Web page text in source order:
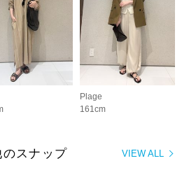
Plage
161cm
VIEW ALL
のスナップ